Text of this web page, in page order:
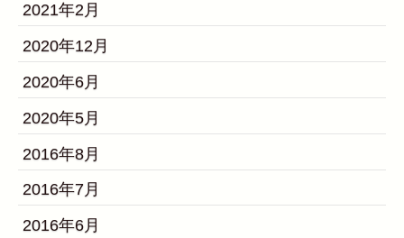
2021年2月
2020年12月
2020年6月
2020年5月
2016年8月
2016年7月
2016年6月